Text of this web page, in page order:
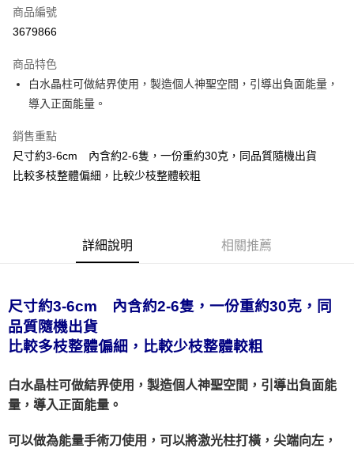
超商取貨付款
Apple Pay
街口支付
悠遊付
ATM付款
每筆NT$80，滿NT$3,000(含以上)免運費
每筆NT$80，滿NT$3,000(含以上)免運費
賣家宅配幫您送（台灣）
每筆NT$80，滿NT$3,000(含以上)免運費
郵局幫你送（離島）
每筆NT$80，滿NT$3,000(含以上)免運費
付款後門市自取
商品編號
3679866
商品特色
白水晶柱可做結界使用，製造個人神聖空間，引導出負面能量，
導入正面能量。
銷售重點
尺寸約3-6cm 內含約2-6隻，一份重約30克，同品質隨機出貨
比較多枝整體偏細，比較少枝整體較粗
詳細說明 相關推薦
尺寸約3-6cm 內含約2-6隻，一份重約30克，同
品質隨機出貨
比較多枝整體偏細，比較少枝整體較粗
白水晶柱可做結界使用，製造個人神聖空間，引導出負面能
量，導入正面能量。
可以做為能量手術刀使用，可以將激光柱打橫，尖端向左，